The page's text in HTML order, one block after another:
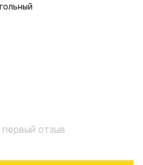
отзыв